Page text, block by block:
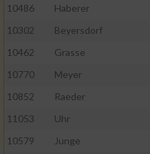
10486
Haberer
10302
Beyersdorf
10462
Grasse
10770
Meyer
10852
Raeder
11053
Uhr
10579
Junge